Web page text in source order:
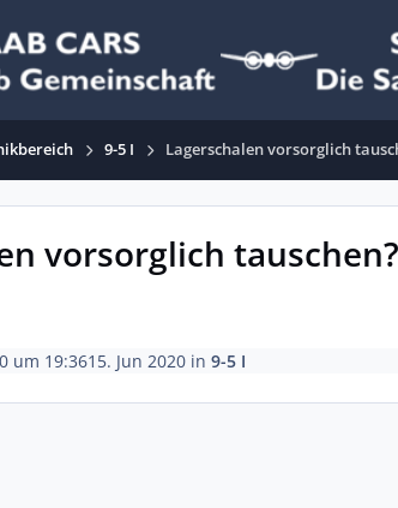
9-5 I Lagerschalen vorsorglich
vorsorglich tauschen?
um 19:3615. Jun 2020in 9-5 I